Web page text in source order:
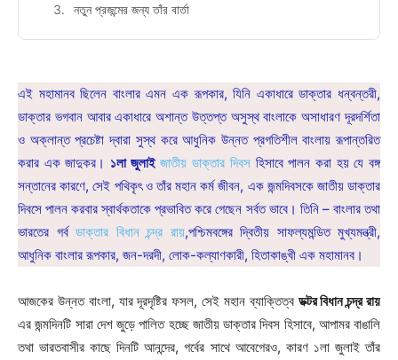
নতুন প্রজন্মের জন্য তাঁর বার্তা
এই মহামানব ছিলেন বাংলার এমন এক রূপকার, যিনি একাধারে ডাক্তার ধন্বন্তরী,
ডাক্তার ভগবান আবার একাধারে অশান্ত উত্তপ্ত অসুস্থ বাংলাকে অসাধারণ দূরদর্শিতা
ও অক্লান্ত প্রচেষ্টা দ্বারা সুস্থ করে আধুনিক উন্নত প্রগতিশীল বাংলায় রূপান্তরিত
করার এক জাদুকর। ১লা জুলাই জাতীয় ডাক্তার দিবসহিসাবে পালন করা হয় যে বঙ্গ
সন্তানের কারণে, সেই পথিকৃৎ ও তাঁর মহান কর্ম জীবন, এক জন্মদিবসকে জাতীয় ডাক্তার
দিবসে পালন করবার স্বার্থকতাকে প্রভাবিত করে গেছেন সর্বত ভাবে। তিনি – বাংলার তথা
ভারতের গর্ব ডাক্তার বিধান চন্দ্র রায়,পশ্চিমবঙ্গের দ্বিতীয় সাফল্যমন্ডিত মুখ্যমন্ত্রী,
আধুনিক বাংলার রূপকার, জন-দরদী, লোক-কল্যাণকারী, হিতাকাঙ্খী এক মহামানব।
আজকের উন্নত বাংলা, যার দূরদৃষ্টির ফসল, সেই মহান ব্যাক্তিত্ব ডক্টর বিধান চন্দ্র রায়
এর জন্মদিনটি সারা দেশ জুড়ে পালিত হচ্ছে জাতীয় ডাক্তার দিবস হিসাবে, আপামর বাঙালি
তথা ভারতবাসীর কাছে দিনটি আনন্দের, গর্বের সাথে আবেগেরও, কারণ ১লা জুলাই তাঁর